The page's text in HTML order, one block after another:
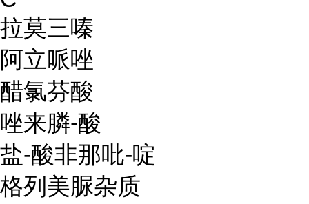
拉莫三嗪
阿立哌唑
醋氯芬酸
唑来膦-酸
盐-酸非那吡-啶
格列美脲杂质